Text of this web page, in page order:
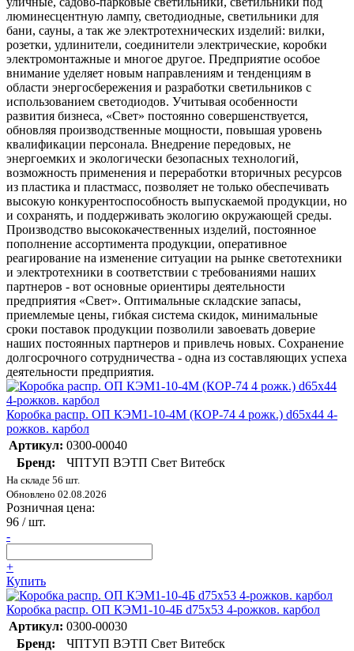
люминесцентную лампу, светодиодные, светильники для
бани, сауны, а так же электротехнических изделий: вилки,
розетки, удлинители, соединители электрические, коробки
электромонтажные и многое другое. Предприятие особое
внимание уделяет новым направлениям и тенденциям в
области энергосбережения и разработки светильников с
использованием светодиодов. Учитывая особенности
развития бизнеса, «Свет» постоянно совершенствуется,
обновляя производственные мощности, повышая уровень
квалификации персонала. Внедрение передовых, не
энергоемких и экологически безопасных технологий,
возможность применения и переработки вторичных ресурсов
из пластика и пластмасс, позволяет не только обеспечивать
высокую конкурентоспособность выпускаемой продукции, но
и сохранять, и поддерживать экологию окружающей среды.
Производство высококачественных изделий, постоянное
пополнение ассортимента продукции, оперативное
реагирование на изменение ситуации на рынке светотехники
и электротехники в соответствии с требованиями наших
партнеров - вот основные ориентиры деятельности
предприятия «Свет». Оптимальные складские запасы,
приемлемые цены, гибкая система скидок, минимальные
сроки поставок продукции позволили завоевать доверие
наших постоянных партнеров и привлечь новых. Сохранение
долгосрочного сотрудничества - одна из составляющих успеха
деятельности предприятия.
Коробка распр. ОП КЭМ1-10-4М (КОР-74 4 рожк.) d65х44 4-
рожков. карбол
Артикул: 0300-00040
Бренд:
ЧПТУП ВЭТП Свет Витебск
На складе 56 шт.
Обновлено 02.08.2026
Розничная цена:
96 / шт.
-
+
Купить
Коробка распр. ОП КЭМ1-10-4Б d75х53 4-рожков. карбол
Артикул: 0300-00030
Бренд:
ЧПТУП ВЭТП Свет Витебск